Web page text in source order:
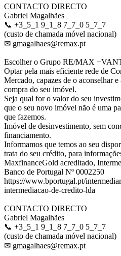
CONTACTO DIRECTO
Gabriel Magalhães
📞 +3_5_1 9_1_8 7_7_0 5_7_7
(custo de chamada móvel nacional)
✉ gmagalhaes@remax.pt
Escolher o Grupo RE/MAX
Optar pela mais eficiente rede de
Mercado, capazes de o aconselhar
compra do seu imóvel.
Seja qual for o valor do seu
que o seu novo imóvel não é uma
que fazemos.
Imóvel de desinvestimento, sem
financiamento.
Informamos que temos ao seu
trata do seu crédito, para
MaxfinanceGold acreditado,
Banco de Portugal Nº 0002250
https://www.bportugal.pt/
intermediacao-de-credito-lda
CONTACTO DIRECTO
Gabriel Magalhães
📞 +3_5_1 9_1_8 7_7_0 5_7_7
(custo de chamada móvel nacional)
✉ gmagalhaes@remax.pt